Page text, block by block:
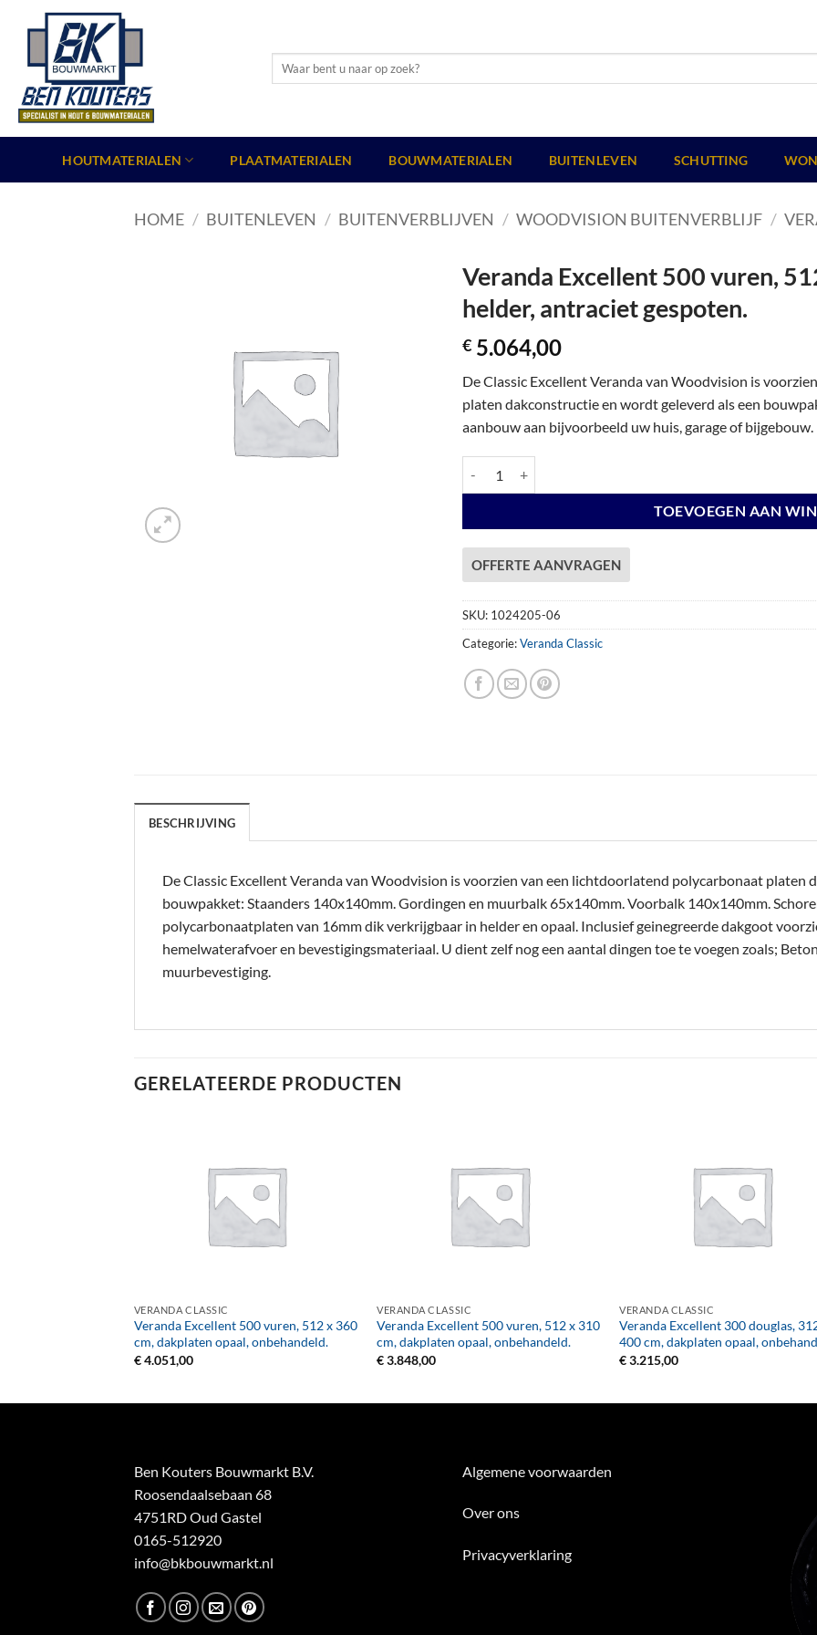
Zoeken
HOUTMATERIALEN PLAATMATERIALEN BOUWMATERIALEN BUITENLEVEN SCHUTTING
HOME / BUITENLEVEN / BUITENVERBLIJVEN / WOODVISION BUITENVERBLIJF /
Veranda Excellent 500 vuren,
helder, antraciet gespoten.
€ 5.064,00
De Classic Excellent Veranda van Woodvision is
platen dakconstructie en wordt geleverd als een
aanbouw aan bijvoorbeeld uw huis, garage of bijgebouw.
TOEVOEGEN AAN
OFFERTE AANVRAGEN
SKU: 1024205-06
Categorie:Veranda Classic
BESCHRIJVING
De Classic Excellent Veranda van Woodvision is voorzien van een lichtdoorlatend polycarbonaat platen
bouwpakket: Staanders 140x140mm. Gordingen en muurbalk 65x140mm. Voorbalk 140x140mm.
polycarbonaatplaten van 16mm dik verkrijgbaar in helder en opaal. Inclusief geinegreerde dakgoot
hemelwaterafvoer en bevestigingsmateriaal. U dient zelf nog een aantal dingen toe te voegen zoals;
muurbevestiging.
GERELATEERDE PRODUCTEN
VERANDA CLASSIC
Veranda Excellent 500 vuren, 512 x 360
cm, dakplaten opaal, onbehandeld.
€4.051,00
VERANDA CLASSIC
Veranda Excellent 500 vuren, 512 x 310
cm, dakplaten opaal, onbehandeld.
€3.848,00
VERANDA CLASSIC
Veranda Excellent 300 douglas,
400 cm, dakplaten opaal,
€3.215,00
Ben Kouters Bouwmarkt B.V.
Roosendaalsebaan 68
4751RD Oud Gastel
0165-512920
info@bkbouwmarkt.nl
Algemene voorwaarden
Over ons
Privacyverklaring